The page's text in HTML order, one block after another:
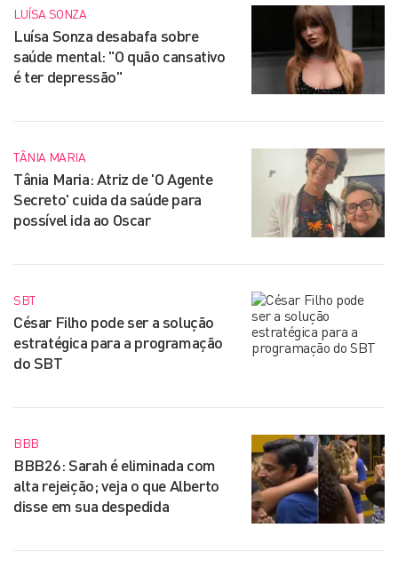
LUÍSA SONZA
Luísa Sonza desabafa sobre
saúde mental: "O quão cansativo
é ter depressão"
TÂNIA MARIA
Tânia Maria: Atriz de 'O Agente
Secreto' cuida da saúde para
possível ida ao Oscar
SBT
César Filho pode ser a solução
estratégica para a programação
do SBT
BBB
BBB26: Sarah é eliminada com
alta rejeição; veja o que Alberto
disse em sua despedida